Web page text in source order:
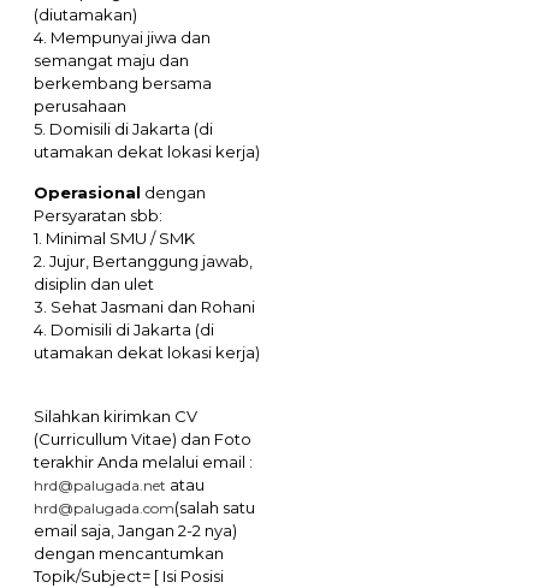
(diutamakan)
4. Mempunyai jiwa dan
semangat maju dan
berkembang bersama
perusahaan
5. Domisili di Jakarta (di
utamakan dekat lokasi kerja)
Operasional dengan
Persyaratan sbb:
1. Minimal SMU / SMK
2. Jujur, Bertanggung jawab,
disiplin dan ulet
3. Sehat Jasmani dan Rohani
4. Domisili di Jakarta (di
utamakan dekat lokasi kerja)
Silahkan kirimkan CV
(Curricullum Vitae) dan Foto
terakhir Anda melalui email :
hrd@palugada.net atau
hrd@palugada.com(salah satu
email saja, Jangan 2-2 nya)
dengan mencantumkan
Topik/Subject= [ Isi Posisi